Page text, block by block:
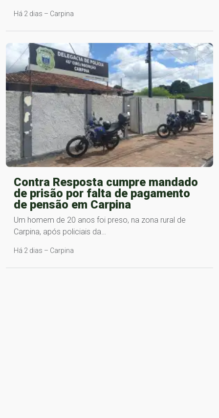
Há 2 dias – Carpina
Contra Resposta cumpre mandado
de prisão por falta de pagamento
de pensão em Carpina
Um homem de 20 anos foi preso, na zona rural de
Carpina, após policiais da…
Há 2 dias – Carpina